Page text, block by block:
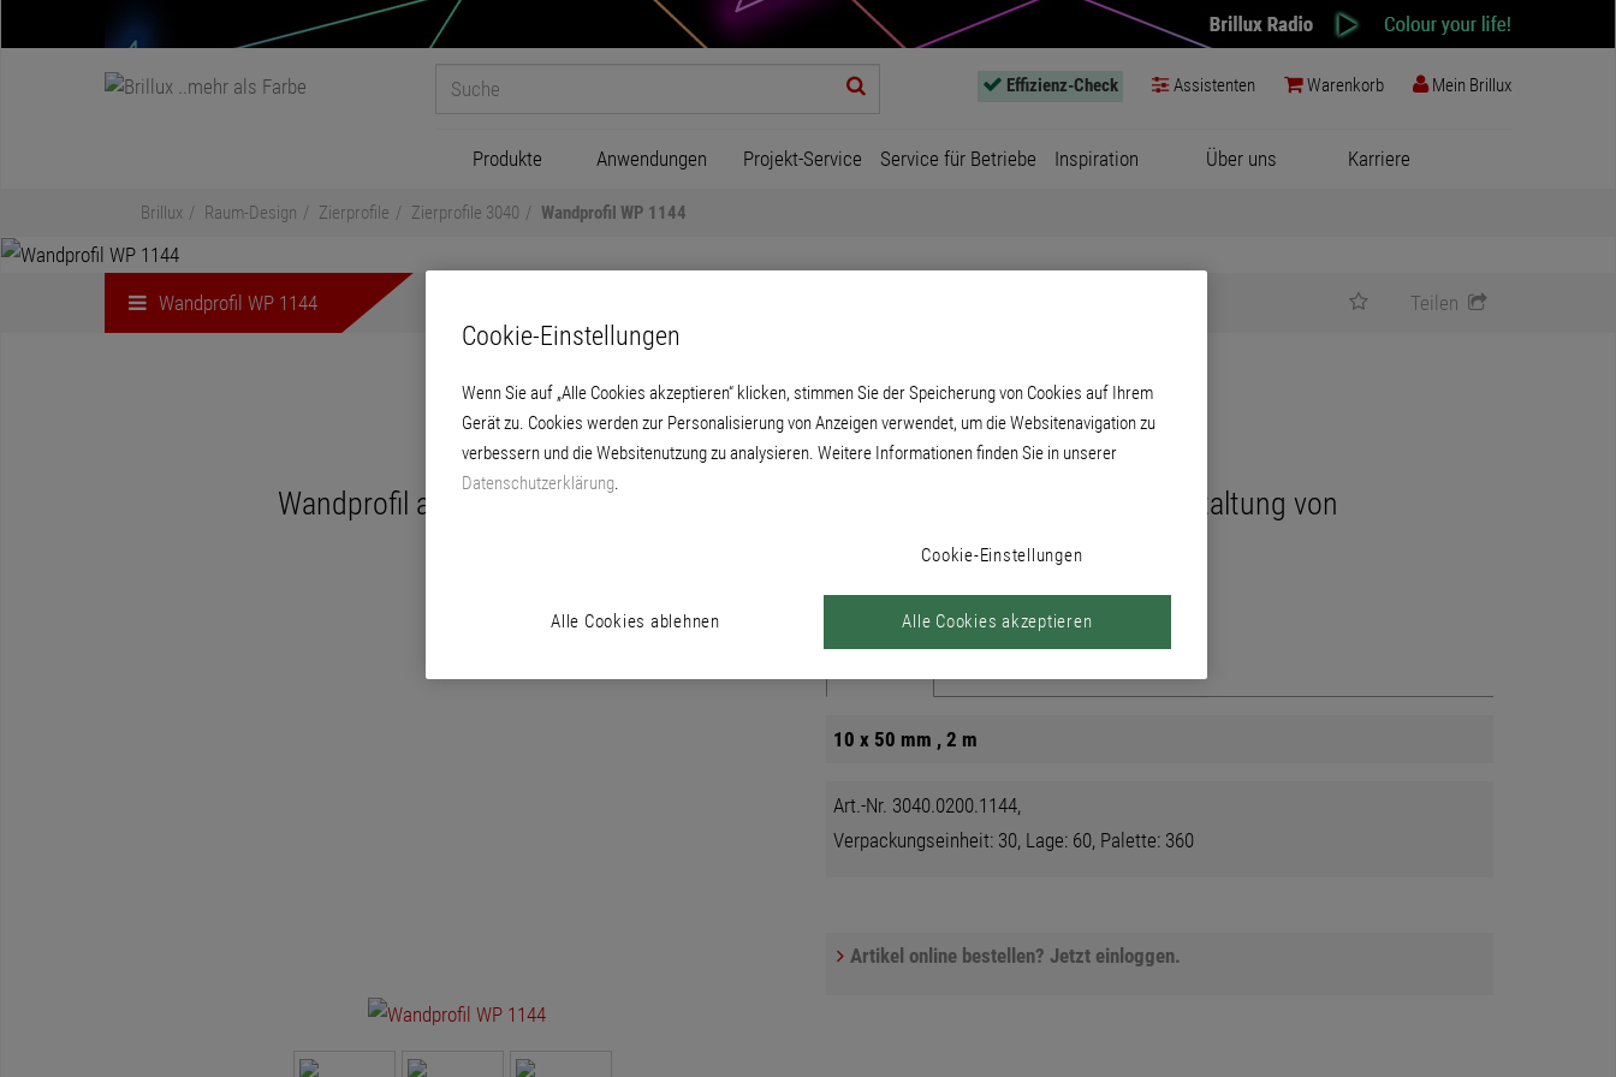
Effizienz-Check Assistenten Warenkorb Mein Brillux
Produkte Anwendungen Projekt-Service Service für Betriebe Inspiration Über uns Karriere
Brillux Raum-Design Zierprofile Zierprofile 3040 Wandprofil WP 1144
Wandprofil WP 1144 Teilen
Wandprofil WP 1144
Wandprofil aus gehärtetem Polystyrol zur Unterteilung und dekorativen Gestaltung von
10 x 50 mm , 2 m
Art.-Nr. 3040.0200.1144,
Verpackungseinheit: 30, Lage: 60, Palette: 360
Artikel online bestellen? Jetzt einloggen.
Cookie-Einstellungen
Wenn Sie auf „Alle Cookies akzeptieren“ klicken, stimmen Sie der Speicherung von Cookies auf Ihrem
Gerät zu. Cookies werden zur Personalisierung von Anzeigen verwendet, um die Websitenavigation zu
verbessern und die Websitenutzung zu analysieren. Weitere Informationen finden Sie in unserer
Datenschutzerklärung.
Cookie-Einstellungen
Alle Cookies ablehnen Alle Cookies akzeptieren